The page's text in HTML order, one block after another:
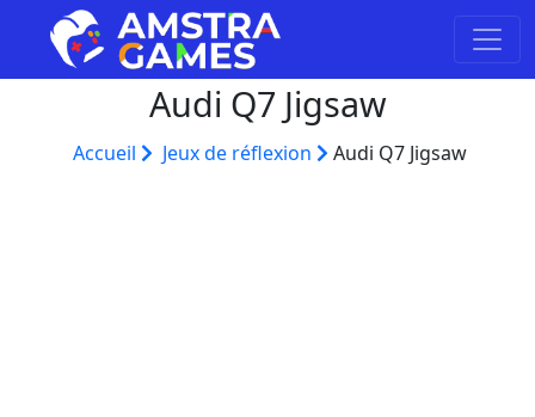
Audi Q7 Jigsaw
Accueil Jeux de réflexion Audi Q7 Jigsaw